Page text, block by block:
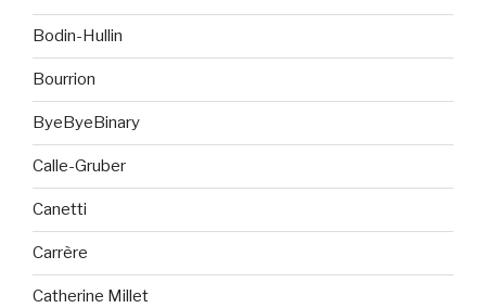
Bodin-Hullin
Bourrion
ByeByeBinary
Calle-Gruber
Canetti
Carrère
Catherine Millet